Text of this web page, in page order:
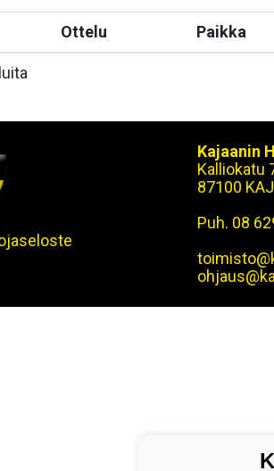
Ottelu Paikka
Kajaanin
Kalliokatu
87100
Puh. 08